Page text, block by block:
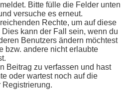
Bitte fülle die Felder unten
versuche es erneut.
Rechte, um auf diese
kann der Fall sein, wenn du
Benutzers ändern möchtest
bzw. andere nicht erlaubte
Beitrag zu verfassen und hast
oder wartest noch auf die